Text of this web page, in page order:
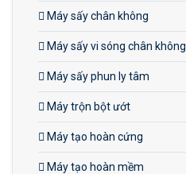
Máy sấy chân không
Máy sấy vi sóng chân không
Máy sấy phun ly tâm
Máy trộn bột ướt
Máy tạo hoàn cứng
Máy tạo hoàn mềm